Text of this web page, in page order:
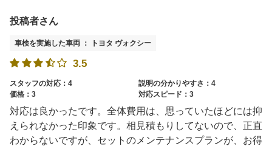
投稿者さん
車検を実施した車両 ： トヨタ ヴォクシー
3.5
スタッフの対応：4
説明の分かりやすさ：4
価格：3
対応スピード：3
対応は良かったです。全体費用は、思っていたほどには抑
えられなかった印象です。相見積もりしてないので、正直
わからないですが、セットのメンテナンスプランが、お得